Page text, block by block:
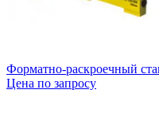
Форматно-раскроечный
Цена по запросу